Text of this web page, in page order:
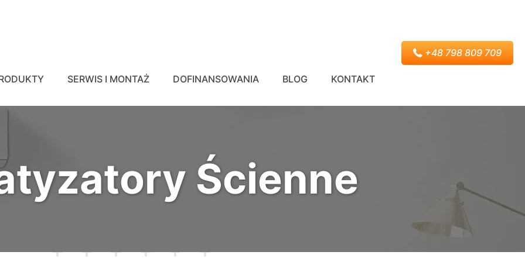
SERWIS I MONTAŻ DOFINANSOWANIA BLOG KONTAKT
+48 798 809 709
Ścienne